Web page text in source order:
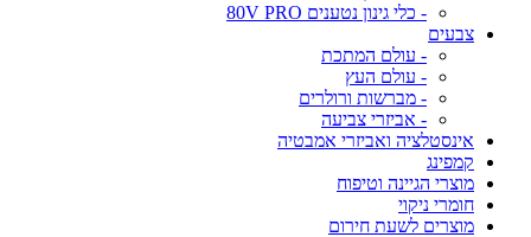
- כלי גינון נטענים 80V PRO
צבעים
- עולם המתכת
- עולם העץ
- מברשות ורולרים
- אביזרי צביעה
אינסטלציה ואביזרי אמבטיה
קמפינג
מוצרי הגיינה וטיפוח
חומרי ניקוי
מוצרים לשעת חירום